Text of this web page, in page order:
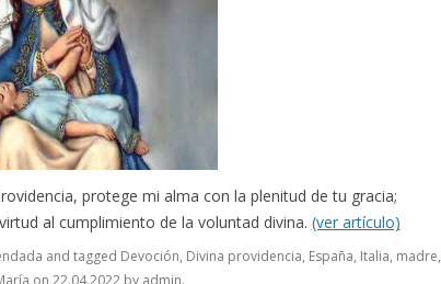
protege mi alma con la plenitud de tu gracia;
al cumplimiento de la voluntad divina. (ver artículo)
and tagged Devoción, Divina providencia, España, Italia, madre,
on 22.04.2022by admin.